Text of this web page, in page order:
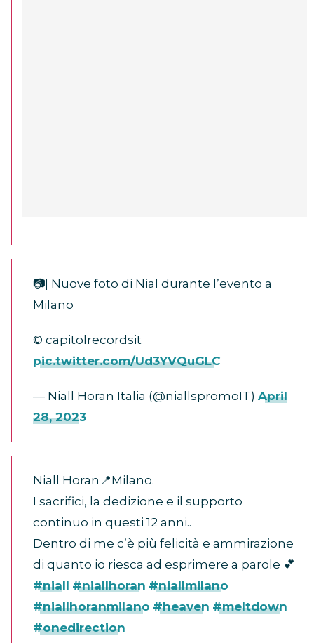
📷| Nuove foto di Nial durante l’evento a
Milano
© capitolrecordsit
pic.twitter.com/Ud3YVQuGLC
— Niall Horan Italia (@niallspromoIT) April
28, 2023
Niall Horan📍Milano.
I sacrifici, la dedizione e il supporto
continuo in questi 12 anni..
Dentro di me c’è più felicità e ammirazione
di quanto io riesca ad esprimere a parole 💕
#niall #niallhoran #niallmilano
#niallhoranmilano #heaven #meltdown
#onedirection